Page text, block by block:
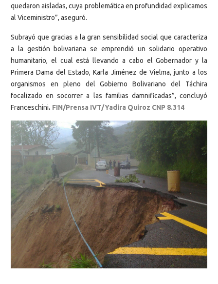
quedaron aisladas, cuya problemática en profundidad explicamos
al Viceministro”, aseguró.
Subrayó que gracias a la gran sensibilidad social que caracteriza
a la gestión bolivariana se emprendió un solidario operativo
humanitario, el cual está llevando a cabo el Gobernador y la
Primera Dama del Estado, Karla Jiménez de Vielma, junto a los
organismos en pleno del Gobierno Bolivariano del Táchira
focalizado en socorrer a las familias damnificadas”, concluyó
Franceschini. FIN/Prensa IVT/Yadira Quiroz CNP 8.314